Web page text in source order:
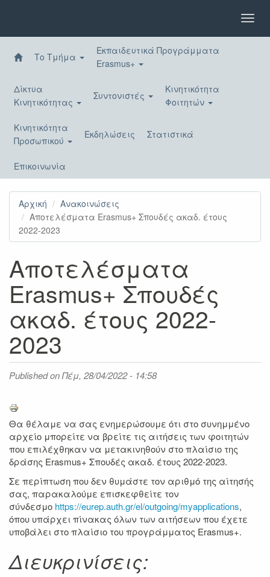
περιεχόμενο
Το Τμήμα
Εκπαιδευτικά Προγράμματα
Erasmus+
Δίκτυα
Κινητικότητας
Συντονιστές
Κινητικότητα
Φοιτητών
Κινητικότητα
Προσωπικού
Εκδηλώσεις Στατιστικά
Επικοινωνία
Αρχική
Ανακοινώσεις
Αποτελέσματα Erasmus+ Σπουδές ακαδ. έτους
2022-2023
Αποτελέσματα
Erasmus+ Σπουδές
ακαδ. έτους 2022-
2023
Published onΠέμ, 28/04/2022 - 14:58
Θα θέλαμε να σας ενημερώσουμε ότι στο συνημμένο
αρχείο μπορείτε να βρείτε τις αιτήσεις των φοιτητών
που επιλέχθηκαν να μετακινηθούν στο πλαίσιο της
δράσης Erasmus+ Σπουδές ακαδ. έτους 2022-2023.
Σε περίπτωση που δεν θυμάστε τον αριθμό της αίτησής
σας, παρακαλούμε επισκεφθείτε τον
σύνδεσμο https://eurep.auth.gr/el/outgoing/myapplications,
όπου υπάρχει πίνακας όλων των αιτήσεων που έχετε
υποβάλει στο πλαίσιο του προγράμματος Erasmus+.
Διευκρινίσεις: